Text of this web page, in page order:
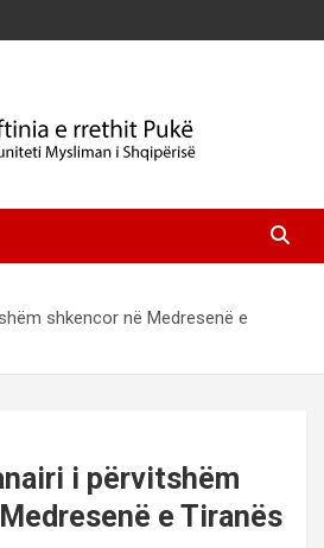
| Faqja Zyrtare
shkencor në Medresenë e
i përvitshëm
e Tiranës